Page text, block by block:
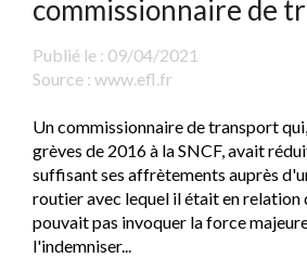
commissionnaire de
Publié le : 09/04/2021
Source : www.efl.fr
Un commissionnaire de transport
grèves de 2016 à la SNCF, avait
suffisant ses affrètements auprès
routier avec lequel il était en relation
pouvait pas invoquer la force
l'indemniser...